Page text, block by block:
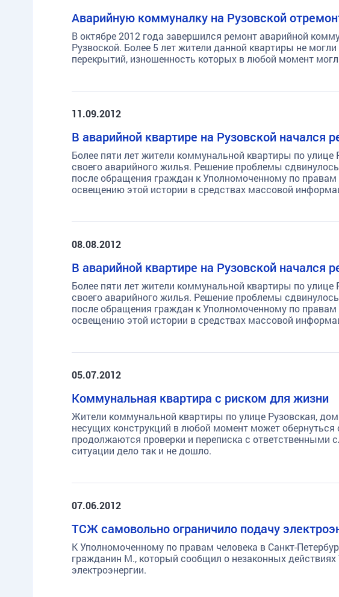
Аварийную коммуналку на Рузовской
В октябре 2012 года завершился ремонт аварийной
Рузвоской. Более 5 лет жители данной квартиры не
перекрытий, изношенность которых в любой момент
11.09.2012
В аварийной квартире на Рузовской начался
Более пяти лет жители коммунальной квартиры по
своего аварийного жилья. Решение проблемы
после обращения граждан к Уполномоченному по правам
освещению этой истории в средствах массовой
08.08.2012
В аварийной квартире на Рузовской начался
Более пяти лет жители коммунальной квартиры по
своего аварийного жилья. Решение проблемы
после обращения граждан к Уполномоченному по правам
освещению этой истории в средствах массовой
05.07.2012
Коммунальная квартира с риском для жизни
Жители коммунальной квартиры по улице Рузовская,
несущих конструкций в любой момент может
продолжаются проверки и переписка с ответственными
ситуации дело так и не дошло.
07.06.2012
ТСЖ самовольно ограничило подачу
К Уполномоченному по правам человека в Санкт-
гражданин М., который сообщил о незаконных
электроэнергии.